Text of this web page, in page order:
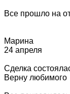
Все прошло на
Марина
24 апреля
Сделка
Верну любимого